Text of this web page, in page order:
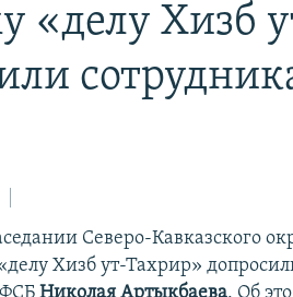
«делу Хизб
Северо-Кавказского
Хизб ут-Тахрир»